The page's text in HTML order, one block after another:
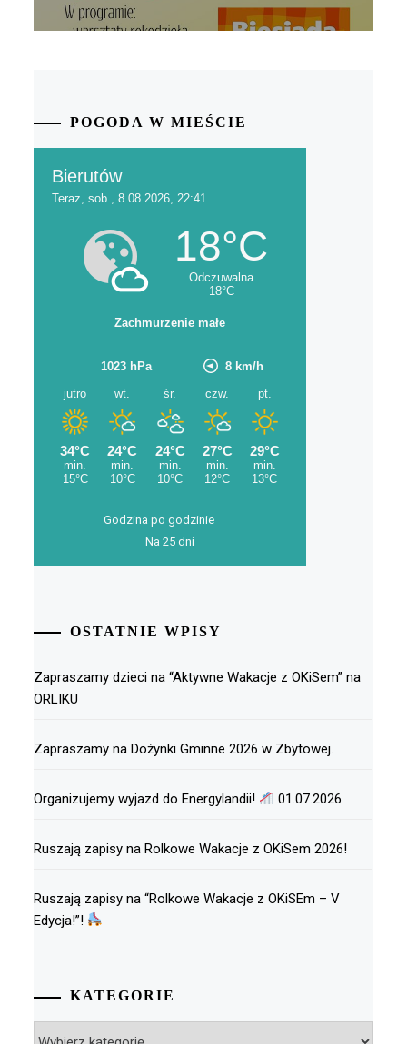
POGODA W MIEŚCIE
Godzina po godzinie
Na 25 dni
OSTATNIE WPISY
Zapraszamy dzieci na “Aktywne Wakacje z OKiSem” na
ORLIKU
Zapraszamy na Dożynki Gminne 2026 w Zbytowej.
Organizujemy wyjazd do Energylandii! 01.07.2026
Ruszają zapisy na Rolkowe Wakacje z OKiSem 2026!
Ruszają zapisy na “Rolkowe Wakacje z OKiSEm – V
Edycja!”!
KATEGORIE